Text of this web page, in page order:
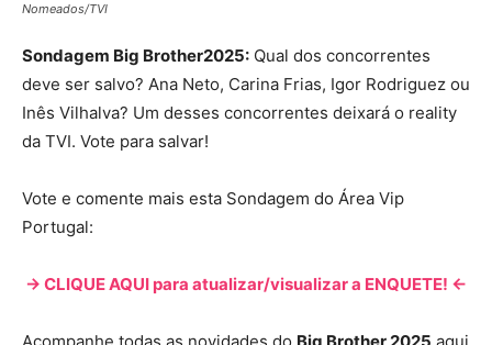
Nomeados/TVI
Sondagem Big Brother2025: Qual dos concorrentes
deve ser salvo? Ana Neto, Carina Frias, Igor Rodriguez ou
Inês Vilhalva? Um desses concorrentes deixará o reality
da TVI. Vote para salvar!
Vote e comente mais esta Sondagem do Área Vip
Portugal:
-> CLIQUE AQUI para atualizar/visualizar a ENQUETE! <-